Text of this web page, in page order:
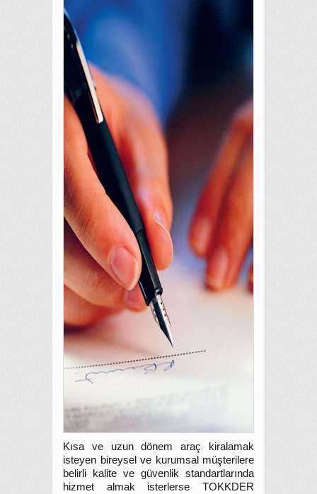
Kısa ve uzun dönem araç kiralamak
isteyen bireysel ve kurumsal müşterilere
belirli kalite ve güvenlik standartlarında
hizmet almak isterlerse TOKKDER